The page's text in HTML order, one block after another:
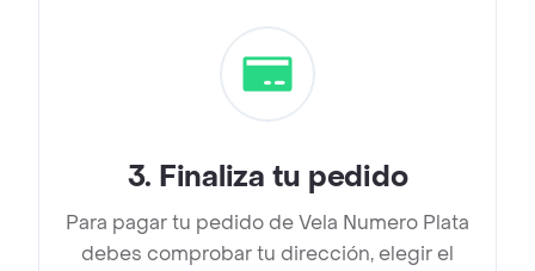
3. Finaliza tu pedido
Para pagar tu pedido de Vela Numero Plata
debes comprobar tu dirección, elegir el